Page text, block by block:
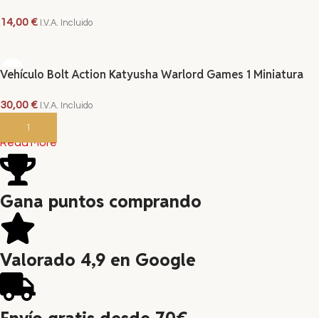
14,00€ I.V.A. Incluido
Vehículo Bolt Action Katyusha Warlord Games 1 Miniatura
30,00€ I.V.A. Incluido
AÑADIR AL CARRITO
Read More
Gana puntos comprando
Valorado 4,9 en Google